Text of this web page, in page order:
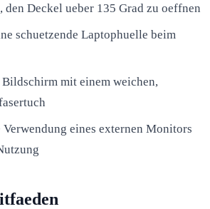
den Deckel ueber 135 Grad zu oeffnen
schuetzende Laptophuelle beim
mit einem weichen,
Verwendung eines externen Monitors